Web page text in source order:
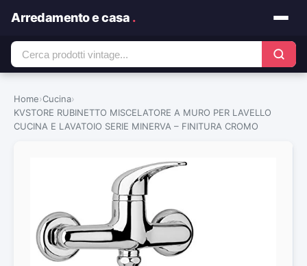
Arredamento e casa .
Home›Cucina›
KVSTORE RUBINETTO MISCELATORE A MURO PER LAVELLO
CUCINA E LAVATOIO SERIE MINERVA – FINITURA CROMO